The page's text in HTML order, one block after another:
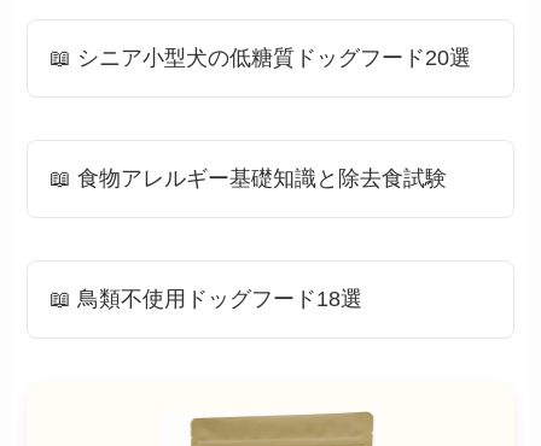
📖 シニア小型犬の低糖質ドッグフード20選
📖 食物アレルギー基礎知識と除去食試験
📖 鳥類不使用ドッグフード18選